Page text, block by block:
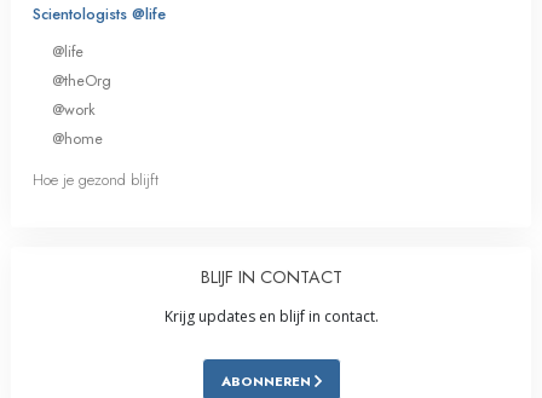
Scientologists @life
@life
@theOrg
@work
@home
Hoe je gezond blijft
BLIJF IN CONTACT
Krijg updates en blijf in contact.
ABONNEREN